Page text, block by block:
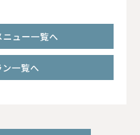
ュー一覧へ
ン一覧へ